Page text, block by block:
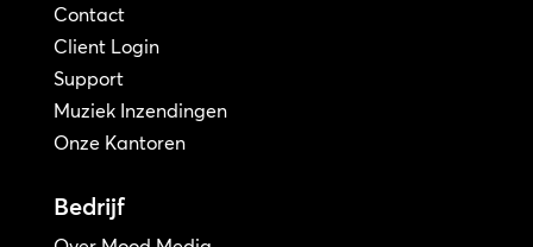
Contact
Client Login
Support
Muziek Inzendingen
Onze Kantoren
Bedrijf